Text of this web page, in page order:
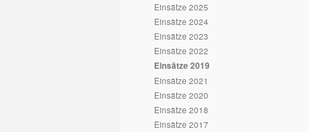
Einsätze 2025
Einsätze 2024
Einsätze 2023
Einsätze 2022
Einsätze 2019
Einsätze 2021
Einsätze 2020
Einsätze 2018
Einsätze 2017